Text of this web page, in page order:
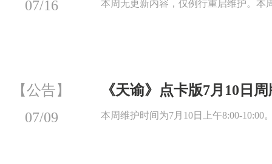
07/16
本周无更新内容，仅例行重启维护。本
【公告】
07/09
《天谕》点卡版7月10日
本周维护时间为7月10日上午8:00-10:00